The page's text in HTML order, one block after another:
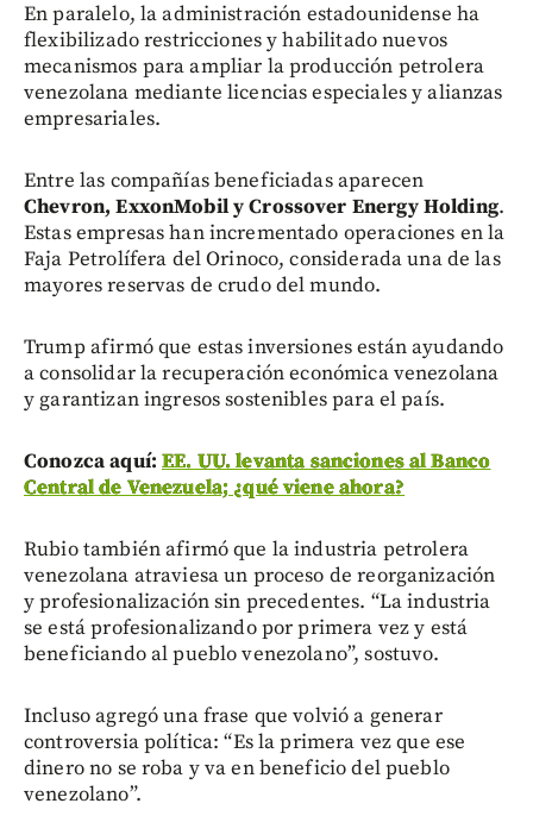
En paralelo, la administración estadounidense ha
flexibilizado restricciones y habilitado nuevos
mecanismos para ampliar la producción petrolera
venezolana mediante licencias especiales y alianzas
empresariales.
Entre las compañías beneficiadas aparecen
Chevron, ExxonMobil y Crossover Energy Holding.
Estas empresas han incrementado operaciones en la
Faja Petrolífera del Orinoco, considerada una de las
mayores reservas de crudo del mundo.
Trump afirmó que estas inversiones están ayudando
a consolidar la recuperación económica venezolana
y garantizan ingresos sostenibles para el país.
Conozca aquí:EE. UU. levanta sanciones al Banco
Central de Venezuela; ¿qué viene ahora?
Rubio también afirmó que la industria petrolera
venezolana atraviesa un proceso de reorganización
y profesionalización sin precedentes. “La industria
se está profesionalizando por primera vez y está
beneficiando al pueblo venezolano”, sostuvo.
Incluso agregó una frase que volvió a generar
controversia política: “Es la primera vez que ese
dinero no se roba y va en beneficio del pueblo
venezolano”.